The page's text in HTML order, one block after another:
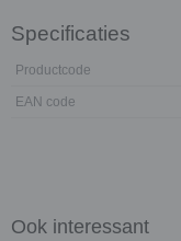
Specificaties
Productcode
EAN code
Ook interessant